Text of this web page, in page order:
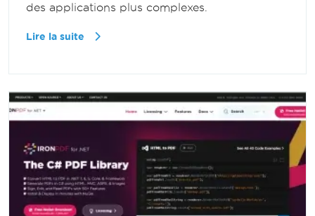
des applications plus complexes.
Lire la suite